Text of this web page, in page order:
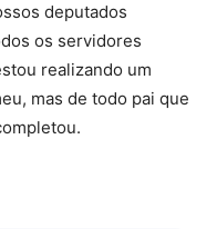
deputados
os servidores
realizando um
mas de todo pai que